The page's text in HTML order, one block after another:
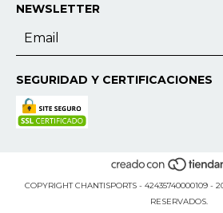
NEWSLETTER
SEGURIDAD Y CERTIFICACIONES
COPYRIGHT CHANTISPORTS - 42435740000109 -
RESERVADOS.